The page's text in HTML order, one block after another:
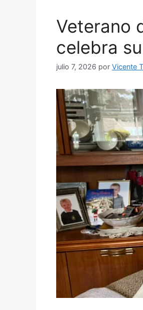
Veterano
celebra
julio 7, 2026 por Vicente